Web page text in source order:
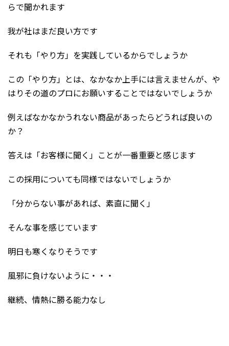
らで聞かれます
我が社はまだ良い方です
それも「やり方」を実践しているからでしょうか
この「やり方」とは、なかなか上手には言えませんが、や
はりその道のプロにお願いすることではないでしょうか
例えばなかなかうれない商品があったらどうれば良いの
か？
答えは「お客様に聞く」ことが一番重要と感じます
この採用についても同様ではないでしょうか
「分からない事があれば、素直に聞く」
そんな事を感じています
明日も寒くなりそうです
風邪に負けないように・・・
継続、情熱に勝る能力なし